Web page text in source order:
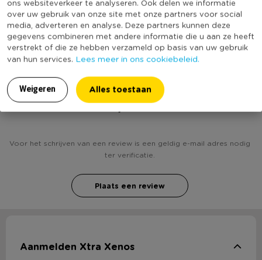
ons websiteverkeer te analyseren. Ook delen we informatie
over uw gebruik van onze site met onze partners voor social
media, adverteren en analyse. Deze partners kunnen deze
gegevens combineren met andere informatie die u aan ze heeft
verstrekt of die ze hebben verzameld op basis van uw gebruik
van hun services. Lees meer in ons cookiebeleid.
Weigeren Alles toestaan
* Leuk als knutselmateriaal
Kleur
Multikleur
Duurzaamheidsscore
(Nog) geen score
bekend
Heb jij Vilt balletjes - zwart/wit/groen mix - set van
Voor het schrijven van een review is een geldig e-mail adres nodig
ter verificatie.
Plaats een review
Aanmelden Xtra Xenos